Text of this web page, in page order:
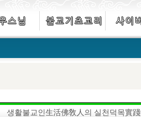
생활불교인生活佛敎人의 실천덕목實踐